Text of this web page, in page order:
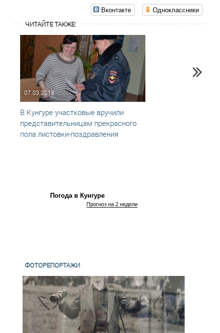
Вконтакте Одноклассники
ЧИТАЙТЕ ТАКЖЕ:
07.03.2018
В Кунгуре участковые вручили
представительницам прекрасного
пола листовки-поздравления
Погода в Кунгуре
Прогноз на 2 недели
ФОТОРЕПОРТАЖИ